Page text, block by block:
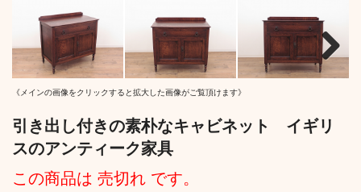
Next
《メインの画像をクリックすると拡大した画像がご覧頂けます》
引き出し付きの素朴なキャビネット イギリ
スのアンティーク家具
この商品は 売切れ です。